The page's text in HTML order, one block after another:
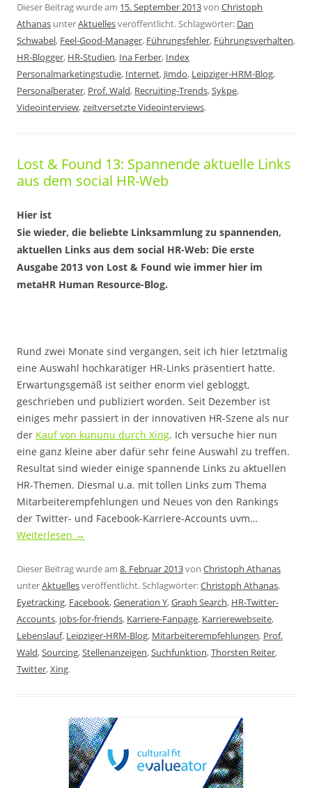
Dieser Beitrag wurde am 15. September 2013von Christoph
Athanas unterAktuellesveröffentlicht. Schlagwörter: Dan
Schwabel, Feel-Good-Manager, Führungsfehler, Führungsverhalten,
HR-Blogger, HR-Studien, Ina Ferber, Index
Personalmarketingstudie, Internet, Jimdo, Leipziger-HRM-Blog,
Personalberater, Prof. Wald, Recruiting-Trends,Sykpe,
Videointerview,zeitversetzte Videointerviews.
Lost & Found 13: Spannende aktuelle Links
aus dem social HR-Web
Hier ist
Sie wieder, die beliebte Linksammlung zu spannenden,
aktuellen Links aus dem social HR-Web: Die erste
Ausgabe 2013 von Lost & Found wie immer hier im
metaHR Human Resource-Blog.
Rund zwei Monate sind vergangen, seit ich hier letztmalig
eine Auswahl hochkarätiger HR-Links präsentiert hatte.
Erwartungsgemäß ist seither enorm viel gebloggt,
geschrieben und publiziert worden. Seit Dezember ist
einiges mehr passiert in der innovativen HR-Szene als nur
der Kauf von kununu durch Xing. Ich versuche hier nun
eine ganz kleine aber dafür sehr feine Auswahl zu treffen.
Resultat sind wieder einige spannende Links zu aktuellen
HR-Themen. Diesmal u.a. mit tollen Links zum Thema
Mitarbeiterempfehlungen und Neues von den Rankings
der Twitter- und Facebook-Karriere-Accounts uvm…
Weiterlesen →
Dieser Beitrag wurde am 8. Februar 2013von Christoph Athanas
unterAktuellesveröffentlicht. Schlagwörter:Christoph Athanas,
Eyetracking, Facebook,Generation Y,Graph Search, HR-Twitter-
Accounts, jobs-for-friends, Karriere-Fanpage, Karrierewebseite,
Lebenslauf, Leipziger-HRM-Blog, Mitarbeiterempfehlungen, Prof.
Wald,Sourcing,Stellenanzeigen,Suchfunktion,Thorsten Reiter,
Twitter,Xing.